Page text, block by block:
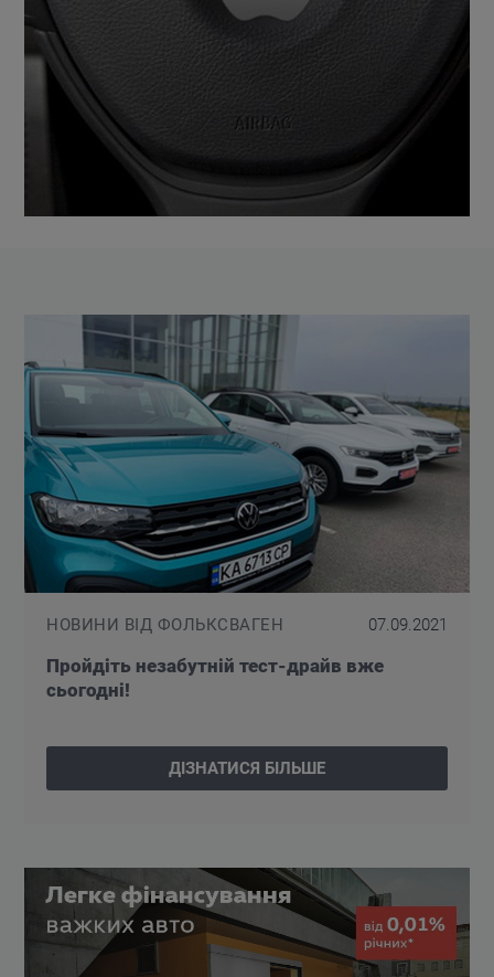
НОВИНИ ВІД ФОЛЬКСВАГЕН 07.09.2021
Пройдіть незабутній тест-драйв вже
сьогодні!
ДІЗНАТИСЯ БІЛЬШЕ